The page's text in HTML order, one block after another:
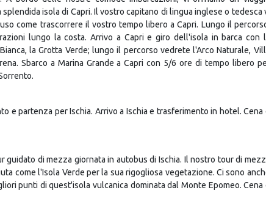
per Capri, lungo la Costiera Sorrentina.
. A bordo delle nostre comode imbarcazioni, vi offriamo un viaggio
isola di Capri. Il vostro capitano di lingua inglese o tedesca vi
come trascorrere il vostro tempo libero a Capri. Lungo il percorso,
lungo la costa. Arrivo a Capri e giro dell'isola in barca con la
la Grotta Verde; lungo il percorso vedrete l'Arco Naturale, Villa
Sbarco a Marina Grande a Capri con 5/6 ore di tempo libero per
e partenza per Ischia. Arrivo a Ischia e trasferimento in hotel. Cena e
di mezza giornata in autobus di Ischia. Il nostro tour di mezza
come l'Isola Verde per la sua rigogliosa vegetazione. Ci sono anche
punti di quest'isola vulcanica dominata dal Monte Epomeo. Cena e